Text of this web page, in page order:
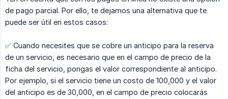
de pago parcial. Por ello, te dejamos una alternativa que te
puede ser útil en estos casos:
✅ Cuando necesites que se cobre un anticipo para la reserva
de un servicio, es necesario que en el campo de precio de la
ficha del servicio, pongas el valor correspondiente al anticipo.
Por ejemplo, si el servicio tiene un costo de 100,000 y el valor
del anticipo es de 30,000, en el campo de precio colocarás